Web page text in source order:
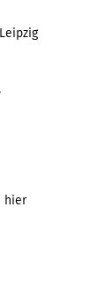
hier